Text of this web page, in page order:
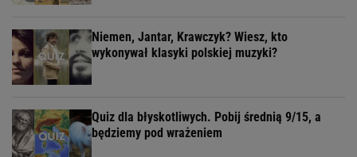
Niemen, Jantar, Krawczyk? Wiesz, kto
wykonywał klasyki polskiej muzyki?
Quiz dla błyskotliwych. Pobij średnią 9/15, a
będziemy pod wrażeniem